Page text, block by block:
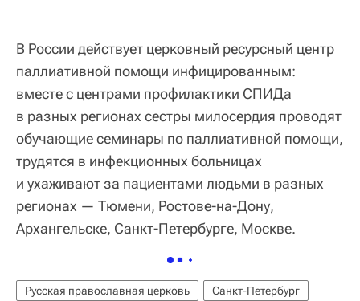
В России действует церковный ресурсный центр
паллиативной помощи инфицированным:
вместе с центрами профилактики СПИДа
в разных регионах сестры милосердия проводят
обучающие семинары по паллиативной помощи,
трудятся в инфекционных больницах
и ухаживают за пациентами людьми в разных
регионах — Тюмени, Ростове-на-Дону,
Архангельске, Санкт-Петербурге, Москве.
Русская православная церковь Санкт-Петербург